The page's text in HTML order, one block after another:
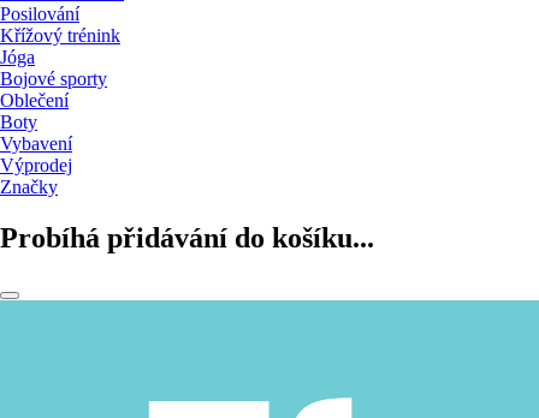
Posilování
Křížový trénink
Jóga
Bojové sporty
Oblečení
Boty
Vybavení
Výprodej
Značky
Probíhá přidávání do košíku...